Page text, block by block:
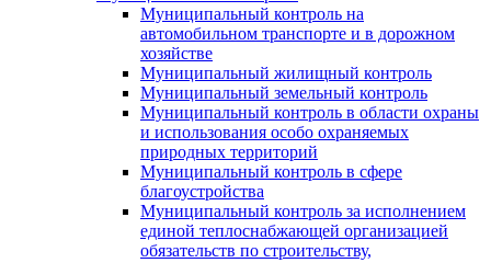
Муниципальный контроль на
автомобильном транспорте и в дорожном
хозяйстве
Муниципальный жилищный контроль
Муниципальный земельный контроль
Муниципальный контроль в области охраны
и использования особо охраняемых
природных территорий
Муниципальный контроль в сфере
благоустройства
Муниципальный контроль за исполнением
единой теплоснабжающей организацией
обязательств по строительству,